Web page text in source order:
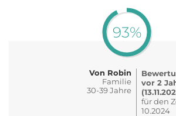
93%
Von Robin
Familie
30-39 Jahre
vor 2
für den
10.2024